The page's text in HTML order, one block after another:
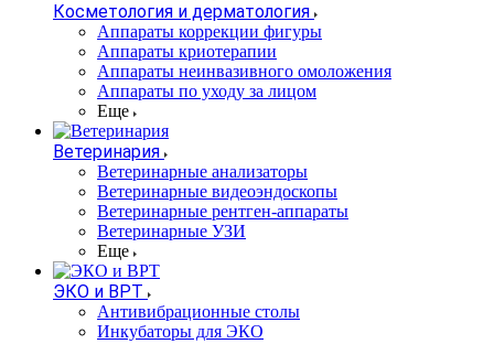
Косметология и дерматология
Аппараты коррекции фигуры
Аппараты криотерапии
Аппараты неинвазивного омоложения
Аппараты по уходу за лицом
Еще
Ветеринария
Ветеринарные анализаторы
Ветеринарные видеоэндоскопы
Ветеринарные рентген-аппараты
Ветеринарные УЗИ
Еще
ЭКО и ВРТ
Антивибрационные столы
Инкубаторы для ЭКО